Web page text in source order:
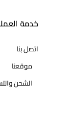
خدمة
اتصل بنا
موقعنا
الشحن